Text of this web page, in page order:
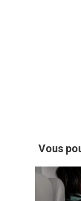
Vous